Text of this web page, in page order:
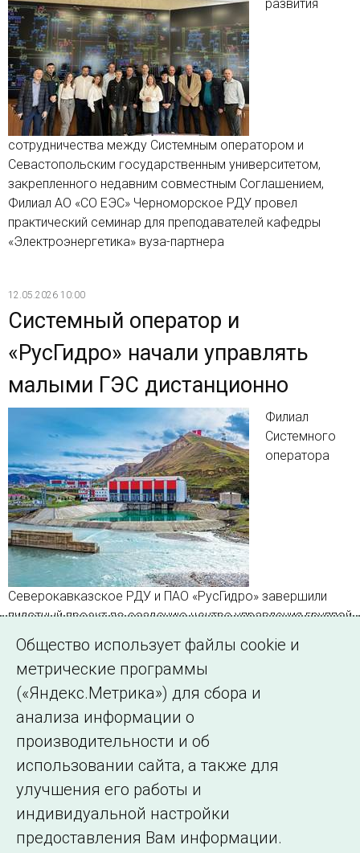
развития
сотрудничества между Системным оператором и
Севастопольским государственным университетом,
закрепленного недавним совместным Соглашением,
Филиал АО «СО ЕЭС» Черноморское РДУ провел
практический семинар для преподавателей кафедры
«Электроэнергетика» вуза-партнера
12.05.2026 10:00
Системный оператор и
«РусГидро» начали управлять
малыми ГЭС дистанционно
Филиал
Системного
оператора
Северокавказское РДУ и ПАО «РусГидро» завершили
пилотный проект по созданию центра управления группой
трех малых гидроэлектростанций в Карачаево-
Черкесской Республике
Страница 1 из 159.
1 2 3 … 159 Далее
©2005–2026 АО «СО ЕЭС»
Филиалы и
представительства
Общество использует файлы cookie и
метрические программы
(«Яндекс.Метрика») для сбора и
анализа информации о
производительности и об
использовании сайта, а также для
улучшения его работы и
индивидуальной настройки
предоставления Вам информации.